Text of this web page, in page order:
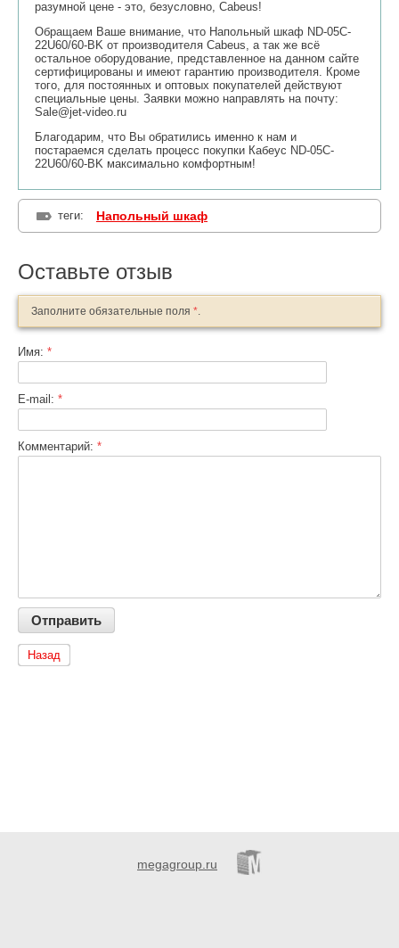
разумной цене - это, безусловно, Cabeus!
Обращаем Ваше внимание, что Напольный шкаф ND-05C-
22U60/60-BK от производителя Cabeus, а так же всё
остальное оборудование, представленное на данном сайте
сертифицированы и имеют гарантию производителя. Кроме
того, для постоянных и оптовых покупателей действуют
специальные цены. Заявки можно направлять на почту:
Sale@jet-video.ru
Благодарим, что Вы обратились именно к нам и
постараемся сделать процесс покупки Кабеус ND-05C-
22U60/60-BK максимально комфортным!
теги: Напольный шкаф
Оставьте отзыв
Заполните обязательные поля *.
Имя: *
E-mail: *
Комментарий: *
Назад
megagroup.ru